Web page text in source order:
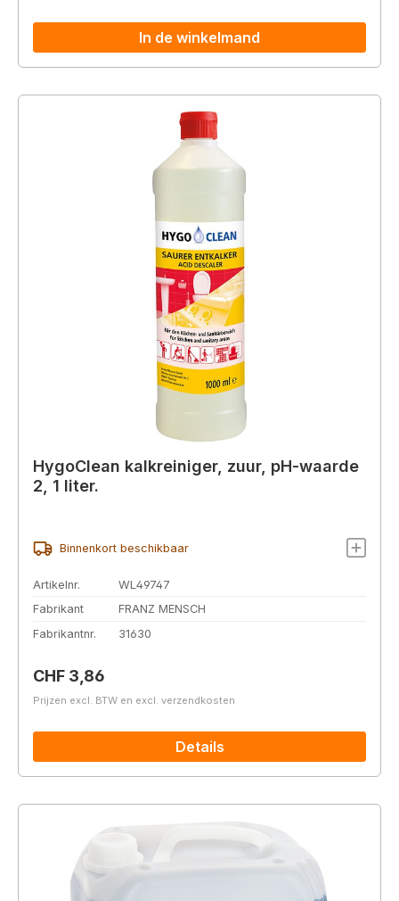
In de winkelmand
HygoClean kalkreiniger, zuur, pH-waarde
2, 1 liter.
Binnenkort beschikbaar
Artikelnr.
WL49747
Fabrikant
FRANZ MENSCH
Fabrikantnr.
31630
Normale prijs:
CHF 3,86
Prijzen excl. BTW en excl. verzendkosten
Details